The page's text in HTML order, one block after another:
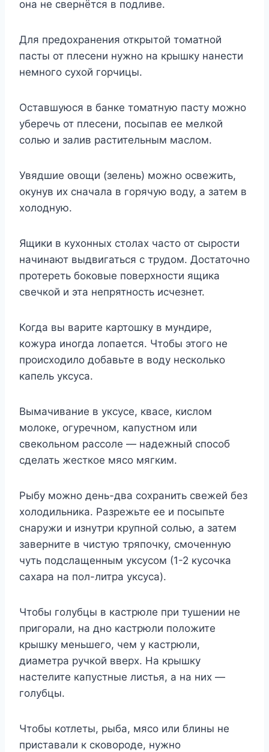
она не свернётся в подливе.
Для предохранения открытой томатной
пасты от плесени нужно на крышку нанести
немного сухой горчицы.
Оставшуюся в банке томатную пасту можно
уберечь от плесени, посыпав ее мелкой
солью и залив растительным маслом.
Увядшие овощи (зелень) можно освежить,
окунув их сначала в горячую воду, а затем в
холодную.
Ящики в кухонных столах часто от сырости
начинают выдвигаться с трудом. Достаточно
протереть боковые поверхности ящика
свечкой и эта непрятность исчезнет.
Когда вы варите картошку в мундире,
кожура иногда лопается. Чтобы этого не
происходило добавьте в воду несколько
капель уксуса.
Вымачивание в уксусе, квасе, кислом
молоке, огуречном, капустном или
свекольном рассоле — надежный способ
сделать жесткое мясо мягким.
Рыбу можно день-два сохранить свежей без
холодильника. Разрежьте ее и посыпьте
снаружи и изнутри крупной солью, а затем
заверните в чистую тряпочку, смоченную
чуть подслащенным уксусом (1-2 кусочка
сахара на пол-литра уксуса).
Чтобы голубцы в кастрюле при тушении не
пригорали, на дно кастрюли положите
крышку меньшего, чем у кастрюли,
диаметра ручкой вверх. На крышку
настелите капустные листья, а на них —
голубцы.
Чтобы котлеты, рыба, мясо или блины не
приставали к сковороде, нужно